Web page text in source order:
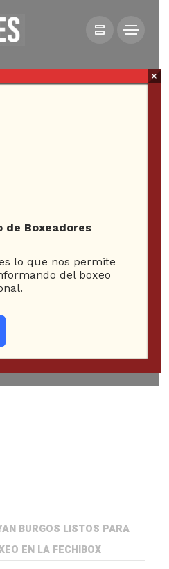
BURGOS LISTOS PARA
EN LA FECHIBOX
de Boxeadores
lo que nos permite
del boxeo
×